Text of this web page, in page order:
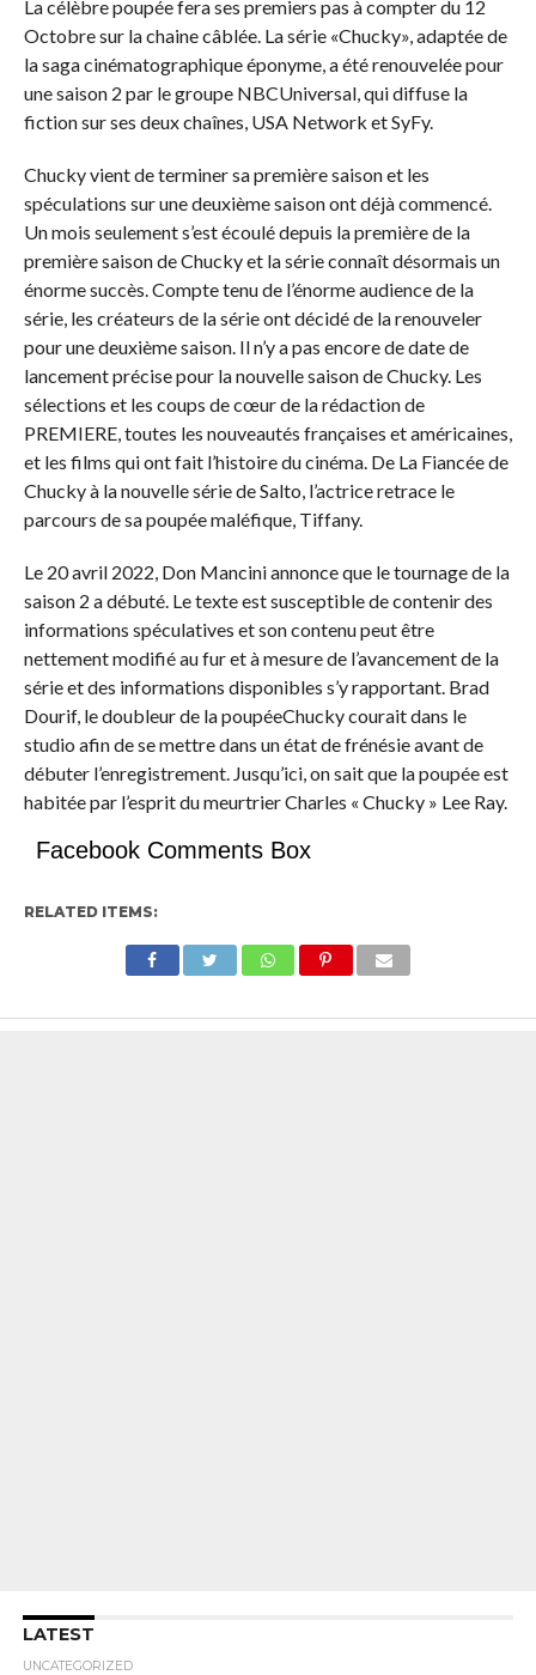
La célèbre poupée fera ses premiers pas à compter du 12
Octobre sur la chaine câblée. La série «Chucky», adaptée de
la saga cinématographique éponyme, a été renouvelée pour
une saison 2 par le groupe NBCUniversal, qui diffuse la
fiction sur ses deux chaînes, USA Network et SyFy.
Chucky vient de terminer sa première saison et les
spéculations sur une deuxième saison ont déjà commencé.
Un mois seulement s’est écoulé depuis la première de la
première saison de Chucky et la série connaît désormais un
énorme succès. Compte tenu de l’énorme audience de la
série, les créateurs de la série ont décidé de la renouveler
pour une deuxième saison. Il n’y a pas encore de date de
lancement précise pour la nouvelle saison de Chucky. Les
sélections et les coups de cœur de la rédaction de
PREMIERE, toutes les nouveautés françaises et américaines,
et les films qui ont fait l’histoire du cinéma. De La Fiancée de
Chucky à la nouvelle série de Salto, l’actrice retrace le
parcours de sa poupée maléfique, Tiffany.
Le 20 avril 2022, Don Mancini annonce que le tournage de la
saison 2 a débuté. Le texte est susceptible de contenir des
informations spéculatives et son contenu peut être
nettement modifié au fur et à mesure de l’avancement de la
série et des informations disponibles s’y rapportant. Brad
Dourif, le doubleur de la poupéeChucky courait dans le
studio afin de se mettre dans un état de frénésie avant de
débuter l’enregistrement. Jusqu’ici, on sait que la poupée est
habitée par l’esprit du meurtrier Charles « Chucky » Lee Ray.
Facebook Comments Box
RELATED ITEMS:
LATEST
UNCATEGORIZED